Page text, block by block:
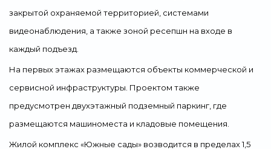
закрытой охраняемой территорией, системами
видеонаблюдения, а также зоной ресепшн на входе в
каждый подъезд.
На первых этажах размещаются объекты коммерческой и
сервисной инфраструктуры. Проектом также
предусмотрен двухэтажный подземный паркинг, где
размещаются машиноместа и кладовые помещения.
Жилой комплекс «Южные сады» возводится в пределах 1,5